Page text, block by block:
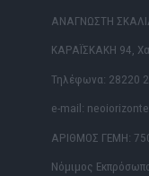
ΑΝΑΓΝΩΣΤΗ
ΚΑΡΑΪΣΚΑΚΗ 94,
Τηλέφωνα: 28220
e-mail:
ΑΡΙΘΜΟΣ ΓΕΜΗ:
Νόμιμος